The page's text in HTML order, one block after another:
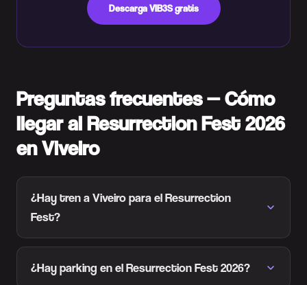
Descarga VIB3S gratis
Preguntas frecuentes — Cómo
llegar al Resurrection Fest 2026
en Viveiro
¿Hay tren a Viveiro para el Resurrection
Fest?
¿Hay parking en el Resurrection Fest 2026?